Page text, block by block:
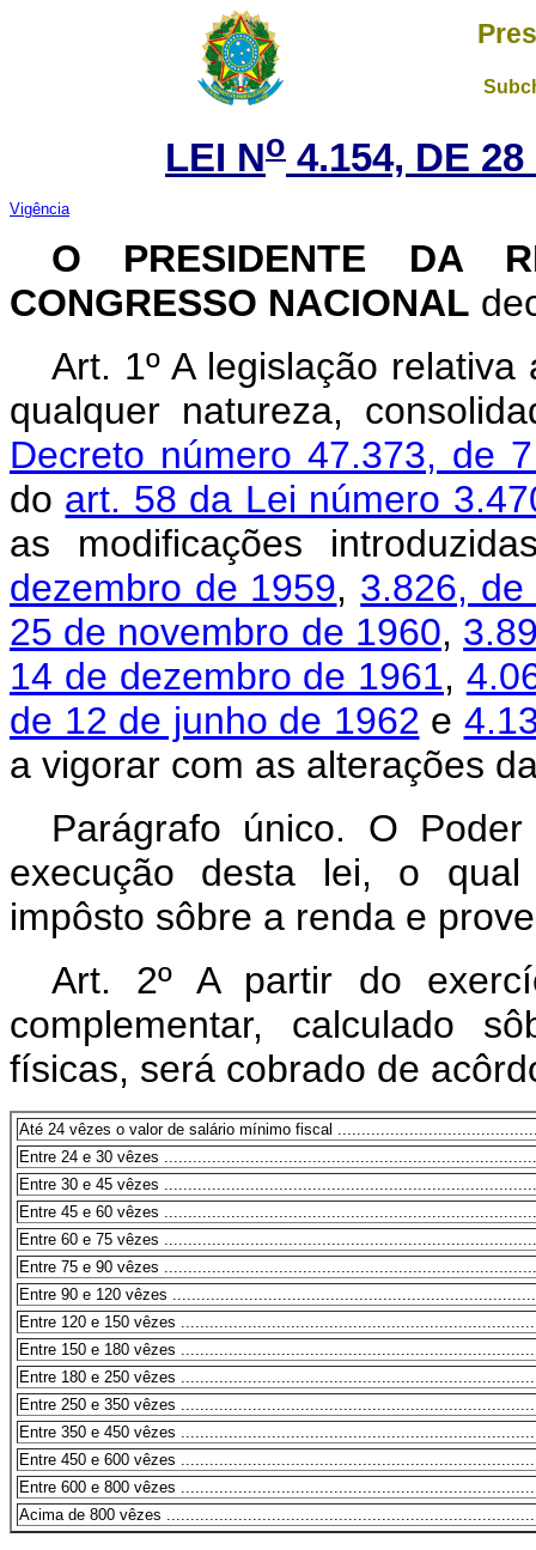
LEI No 4.154, DE
Vigência
O PRESIDENTE DA
CONGRESSO NACIONAL
Art. 1º A legislação
qualquer natureza,
Decreto número 47.373, de
do art. 58 da Lei número
as modificações
dezembro de 1959, 3.826,
25 de novembro de 1960,
14 de dezembro de 1961,
de 12 de junho de 1962 e
a vigorar com as alterações
Parágrafo único. O
execução desta lei, o
impôsto sôbre a renda e
Art. 2º A partir do
complementar, calculado
físicas, será cobrado de
Até 24 vêzes o valor de salário mínimo fiscal
Entre 24 e 30 vêzes
Entre 30 e 45 vêzes
Entre 45 e 60 vêzes
Entre 60 e 75 vêzes
Entre 75 e 90 vêzes
Entre 90 e 120 vêzes
Entre 120 e 150 vêzes
Entre 150 e 180 vêzes
Entre 180 e 250 vêzes
Entre 250 e 350 vêzes
Entre 350 e 450 vêzes
Entre 450 e 600 vêzes
Entre 600 e 800 vêzes
Acima de 800 vêzes